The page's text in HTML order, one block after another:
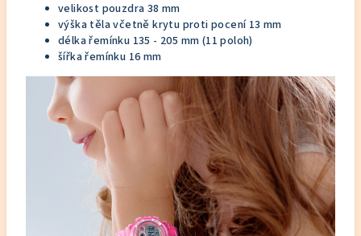
velikost pouzdra 38 mm
výška těla včetně krytu proti pocení 13 mm
délka řemínku 135 - 205 mm (11 poloh)
šířka řemínku 16 mm